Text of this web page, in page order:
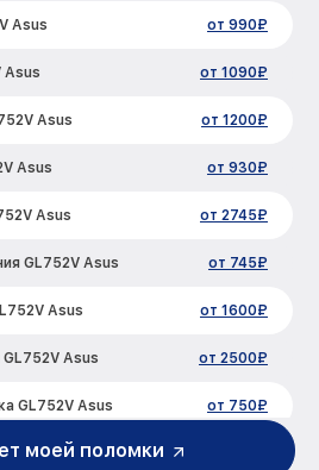
Asus от 990₽
Asus от 1090₽
Asus от 1200₽
Asus от 930₽
Asus от 2745₽
GL752V Asus от 745₽
Asus от 1600₽
Asus от 2500₽
GL752V Asus от 750₽
Asus
моей поломки